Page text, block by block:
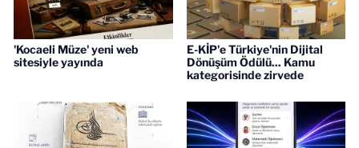
'Kocaeli Müze' yeni web
sitesiyle yayında
E-KİP'e Türkiye'nin Dijital
Dönüşüm Ödülü... Kamu
kategorisinde zirvede